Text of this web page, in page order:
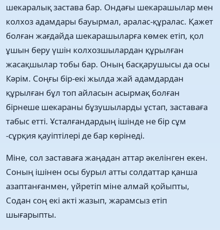
шекаралық застава бар. Ондағы шекарашылар мен
колхоз адамдары бауырмал, аралас-құралас. Қажет
болған жағдайда шекарашыларға көмек етіп, қол
ұшын беру үшін колхозшылардан құрылған
жасақшылар тобы бар. Оның басқарушысы да осы
Кәрім. Соңғы бір-екі жылда жай адамдардан
құрылған бұл топ айласын асырмақ болған
бірнеше шекараны бұзушыларды ұстап, заставаға
табыс етті. Ұсталғандардың ішінде не бір сұм
-сұрқия қауіптілері де бар көрінеді.
Міне, сол заставаға жаңадан аттар әкелінген екен.
Соның ішінен осы бурыл атты солдаттар қанша
азаптанғанмен, үйретіп міне алмай қойыпты,
Содан соң екі акті жазып, жарамсыз етіп
шығарыпты.